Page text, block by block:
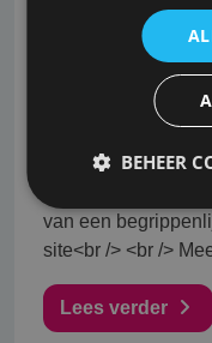
Vernieuwde
<br /> Vandaag
gegaan. Het kan
websites zijn
van een
site<br /> <br />
Lees verder
BEHEER